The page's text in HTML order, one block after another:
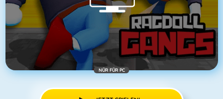
NÜR FÜR PC